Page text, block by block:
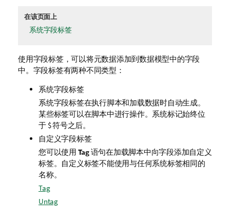
在该页面上
系统字段标签
使用字段标签，可以将元数据添加到数据模型中的字段
中。字段标签有两种不同类型：
系统字段标签
系统字段标签在执行脚本和加载数据时自动生成。
某些标签可以在脚本中进行操作。系统标记始终位
于 $符号之后。
自定义字段标签
您可以使用 Tag语句在加载脚本中向字段添加自定义
标签。自定义标签不能使用与任何系统标签相同的
名称。
Tag
Untag